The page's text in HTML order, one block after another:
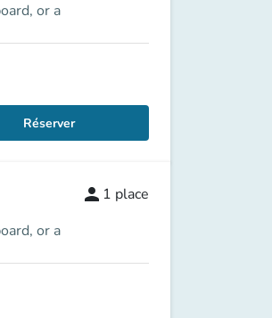
or a
Réserver
or a
person 1 place